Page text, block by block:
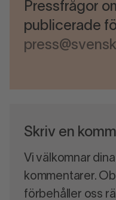
Pressfrågor
publicerade
Skriv en
Vi välkomnar
kommentarer.
förbehåller oss